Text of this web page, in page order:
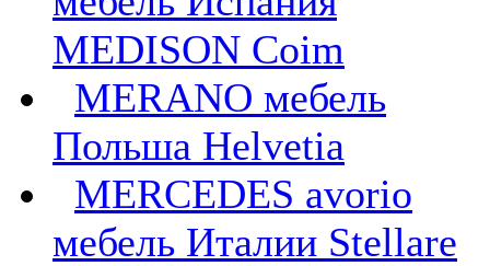
MEDISON Coim
MERANO мебель
Польша Helvetia
MERCEDES avorio
мебель Италии Stellare